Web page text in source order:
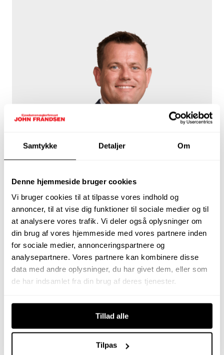
Samtykke Detaljer Om
Denne hjemmeside bruger cookies
Vi bruger cookies til at tilpasse vores indhold og
annoncer, til at vise dig funktioner til sociale medier og til
at analysere vores trafik. Vi deler også oplysninger om
din brug af vores hjemmeside med vores partnere inden
for sociale medier, annonceringspartnere og
analysepartnere. Vores partnere kan kombinere disse
data med andre oplysninger, du har givet dem, eller som
de har indsamlet fra din brug af deres tjenester.
Tillad alle
Tilpas
Partner & Afdelingsleder
Gert Nielsen
Ejendomsmægler, MDE
28 92 77 02
gn@johnfrandsen.dk